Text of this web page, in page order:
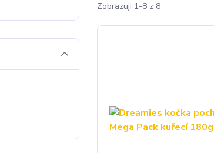
Zobrazuji 1-8 z 8